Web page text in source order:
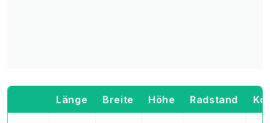
Länge Breite Höhe Radstand